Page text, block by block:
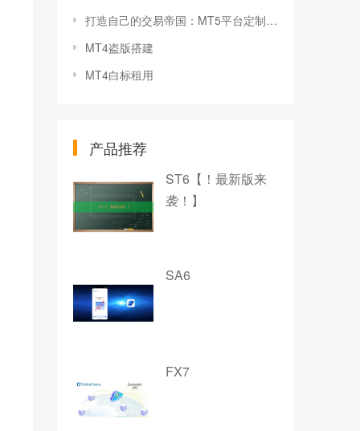
打造自己的交易帝国：MT5平台定制与优化技巧
MT4盗版搭建
MT4白标租用
产品推荐
ST6【！最新版来
袭！】
SA6
FX7